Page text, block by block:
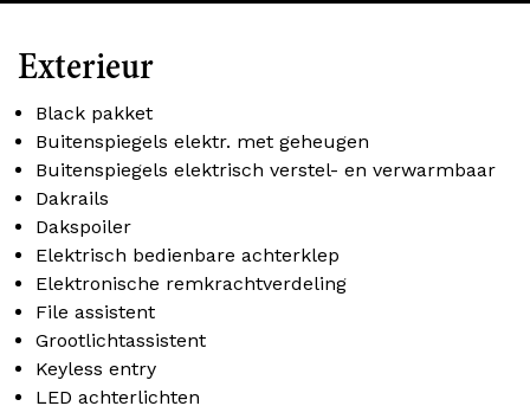
Exterieur
Black pakket
Buitenspiegels elektr. met geheugen
Buitenspiegels elektrisch verstel- en verwarmbaar
Dakrails
Dakspoiler
Elektrisch bedienbare achterklep
Elektronische remkrachtverdeling
File assistent
Grootlichtassistent
Keyless entry
LED achterlichten